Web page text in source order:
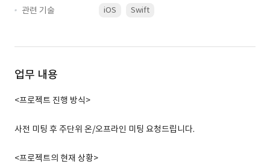
관련 기술
iOS Swift
업무 내용
<프로젝트 진행 방식>
사전 미팅 후 주단위 온/오프라인 미팅 요청드립니다.
<프로젝트의 현재 상황>